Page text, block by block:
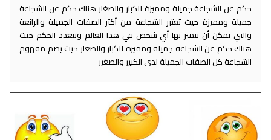
حكم عن الشجاعة جميلة ومميزة للكبار والصغار هناك حكم عن الشجاعة
جميلة ومميزة حيث تعتبر الشجاعة من أكثر الصفات الجميلة والرائعة
والتي يمكن أن يتميز بها أي شخص في هذا العالم وتتعدد الحكم حيث
هناك حكم عن الشجاعة جميلة ومميزة للكبار والصغار حيث يضم مفهوم
الشجاعة كل الصفات الجميلة لدى الكبير والصغير